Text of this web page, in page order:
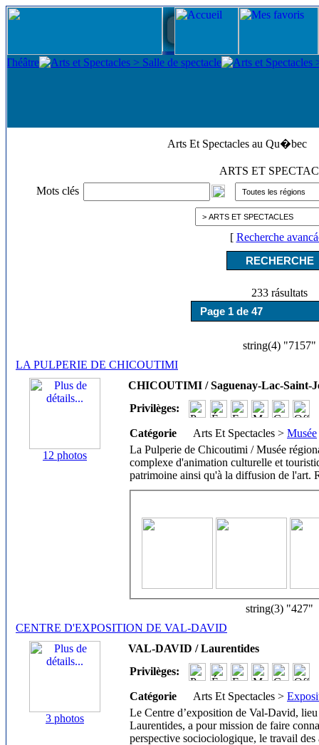
Arts Et Spectacles au Qu�bec
ARTS ET
Mots clés
[ Recherche
233 rásultats
string(4) "7157"
LA PULPERIE DE CHICOUTIMI
12 photos
CHICOUTIMI / Saguenay-Lac-Saint-
Privilèges:
Catégorie Arts Et Spectacles > Musée
La Pulperie de Chicoutimi / Musée
complexe d'animation culturelle et
patrimoine ainsi qu'à la diffusion de l'art.
string(3) "427"
CENTRE D'EXPOSITION DE VAL-DAVID
3 photos
VAL-DAVID / Laurentides
Privilèges:
Catégorie Arts Et Spectacles >
Le Centre d’exposition de Val-David,
Laurentides, a pour mission de faire
perspective sociociologique, le travail des